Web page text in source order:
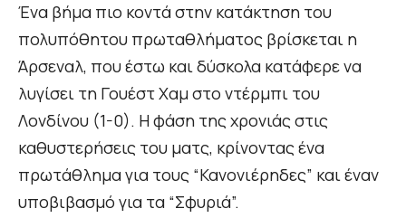
Ένα βήμα πιο κοντά στην κατάκτηση του
πολυπόθητου πρωταθλήματος βρίσκεται η
Άρσεναλ, που έστω και δύσκολα κατάφερε να
λυγίσει τη Γουέστ Χαμ στο ντέρμπι του
Λονδίνου (1-0). Η φάση της χρονιάς στις
καθυστερήσεις του ματς, κρίνοντας ένα
πρωτάθλημα για τους “Κανονιέρηδες” και έναν
υποβιβασμό για τα “Σφυριά”.